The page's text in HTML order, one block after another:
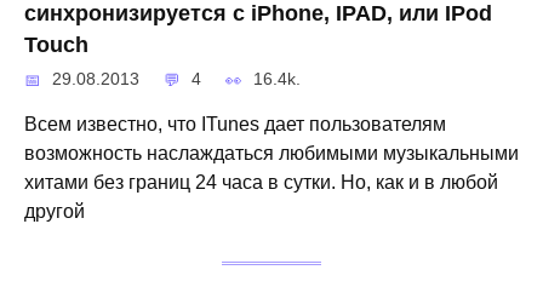
синхронизируется с iPhone, IPAD, или IPod
Touch
29.08.2013 4 16.4k.
Всем известно, что ITunes дает пользователям
возможность наслаждаться любимыми музыкальными
хитами без границ 24 часа в сутки. Но, как и в любой
другой